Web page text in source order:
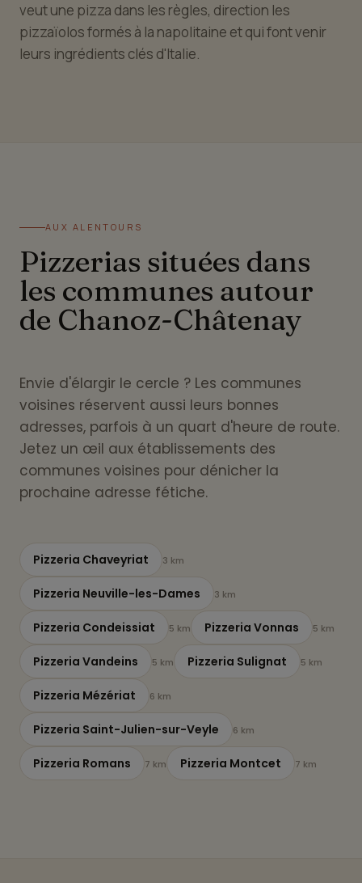
veut une pizza dans les règles, direction les
pizzaïolos formés à la napolitaine et qui font venir
leurs ingrédients clés d'Italie.
AUX ALENTOURS
Pizzerias situées dans
les communes autour
de Chanoz-Châtenay
Envie d'élargir le cercle ? Les communes
voisines réservent aussi leurs bonnes
adresses, parfois à un quart d'heure de route.
Jetez un œil aux établissements des
communes voisines pour dénicher la
prochaine adresse fétiche.
Pizzeria Chaveyriat 3 km
Pizzeria Neuville-les-Dames 3 km
Pizzeria Condeissiat 5 km Pizzeria Vonnas 5 km
Pizzeria Vandeins 5 km Pizzeria Sulignat 5 km
Pizzeria Mézériat 6 km
Pizzeria Saint-Julien-sur-Veyle 6 km
Pizzeria Romans 7 km Pizzeria Montcet 7 km